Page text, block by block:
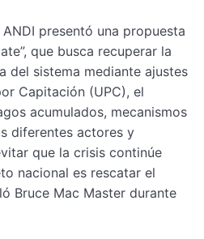
presentó una propuesta
que busca recuperar la
del sistema mediante ajustes
Capitación (UPC), el
acumulados, mecanismos
diferentes actores y
que la crisis continúe
nacional es rescatar el
Bruce Mac Master durante